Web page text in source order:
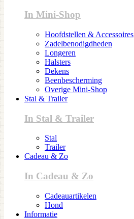
In Mini-Shop
Hoofdstellen & Accessoires
Zadelbenodigdheden
Longeren
Halsters
Dekens
Beenbescherming
Overige Mini-Shop
Stal & Trailer
In Stal & Trailer
Stal
Trailer
Cadeau & Zo
In Cadeau & Zo
Cadeauartikelen
Hond
Informatie